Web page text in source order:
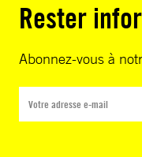
Rester
Abonnez-vous à